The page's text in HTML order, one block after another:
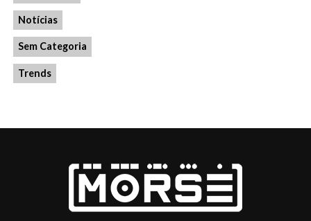
Notícias
Sem Categoria
Trends